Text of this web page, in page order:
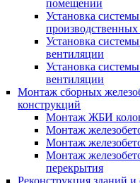
помещении
Установка
Установка
вентиляции
Установка
вентиляции
Монтаж сборных
конструкций
Монтаж ЖБИ
Монтаж
Монтаж
Монтаж
перекрытия